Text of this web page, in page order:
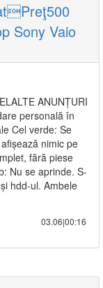
Sony Vaio
ANUNȚURI
personală în
Cel verde: Se
nimic pe
fără piese
Nu se aprinde. S-
hdd-ul. Ambele
03.06|00:16